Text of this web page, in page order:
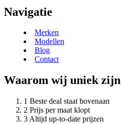
Navigatie
Merken
Modellen
Blog
Contact
Waarom wij uniek zijn
Beste deal staat bovenaan
Prijs per maat klopt
Altijd up-to-date prijzen